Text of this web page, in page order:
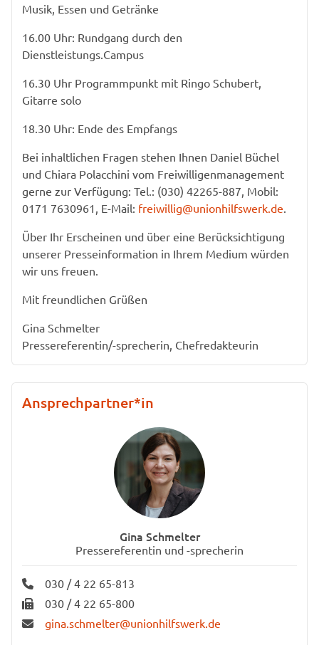
Musik, Essen und Getränke
16.00 Uhr: Rundgang durch den
Dienstleistungs.Campus
16.30 Uhr Programmpunkt mit Ringo Schubert,
Gitarre solo
18.30 Uhr: Ende des Empfangs
Bei inhaltlichen Fragen stehen Ihnen Daniel Büchel
und Chiara Polacchini vom Freiwilligenmanagement
gerne zur Verfügung: Tel.: (030) 42265-887, Mobil:
0171 7630961, E-Mail: freiwillig@unionhilfswerk.de
Über Ihr Erscheinen und über eine Berücksichtigung
unserer Presseinformation in Ihrem Medium würden
wir uns freuen.
Mit freundlichen Grüßen
Gina Schmelter
Pressereferentin/-sprecherin, Chefredakteurin
Ansprechpartner*in
Gina Schmelter
Pressereferentin und -sprecherin
030 / 4 22 65-813
030 / 4 22 65-800
gina.schmelter@unionhilfswerk.de